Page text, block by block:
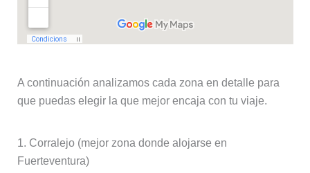
A continuación analizamos cada zona en detalle para
que puedas elegir la que mejor encaja con tu viaje.
1. Corralejo (mejor zona donde alojarse en
Fuerteventura)